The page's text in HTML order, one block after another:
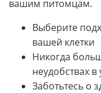
вашим питомцам.
Выберите
вашей клетки
Никогда
неудобствах
Заботьтесь о